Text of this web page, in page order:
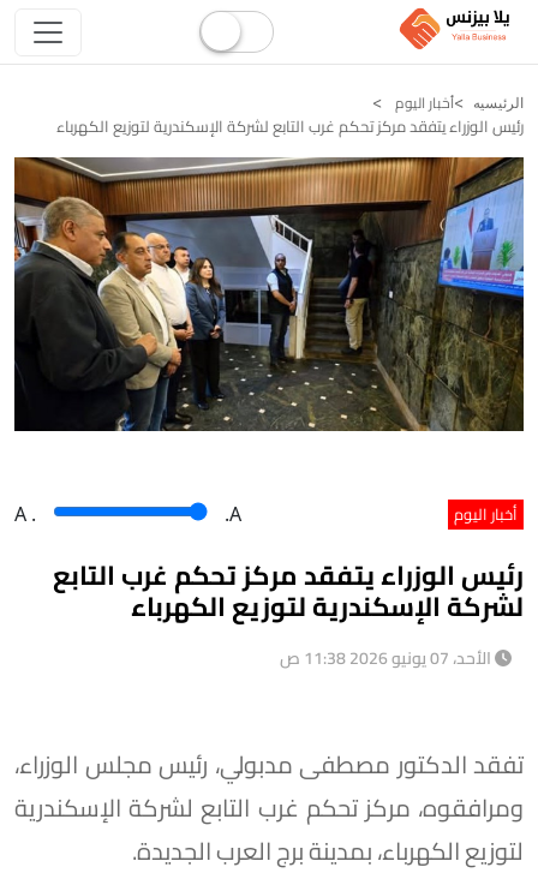
الرئيسيه أخبار اليوم
رئيس الوزراء يتفقد مركز تحكم غرب التابع لشركة الإسكندرية لتوزيع الكهرباء
أخبار اليوم A . .A
رئيس الوزراء يتفقد مركز تحكم غرب التابع
لشركة الإسكندرية لتوزيع الكهرباء
الأحد، 07 يونيو 2026 11:38 ص
تفقد الدكتور مصطفى مدبولي، رئيس مجلس الوزراء،
ومرافقوه، مركز تحكم غرب التابع لشركة الإسكندرية
لتوزيع الكهرباء، بمدينة برج العرب الجديدة.